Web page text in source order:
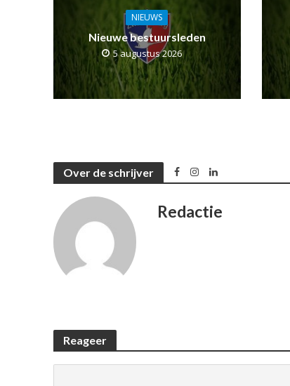
NIEUWS
Nieuwe bestuursleden
5 augustus 2026
Over de schrijver
Redactie
Reageer